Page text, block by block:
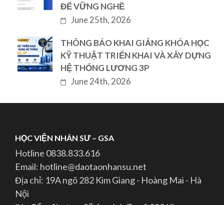
ĐỂ VỮNG NGHỀ
June 25th, 2026
THÔNG BÁO KHAI GIẢNG KHÓA HỌC
KỸ THUẬT TRIỂN KHAI VÀ XÂY DỰNG
HỆ THỐNG LƯƠNG 3P
June 24th, 2026
HỌC VIỆN NHÂN SƯ – GSA
Hotline 0838.833.616
Email: hotline@daotaonhansu.net
Địa chỉ: 19A ngõ 282 Kim Giang - Hoàng Mai - Hà
Nội